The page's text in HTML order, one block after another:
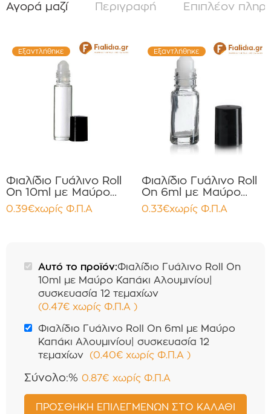
Αγορά μαζί Περιγραφή Επιπλέον
Εξαντλήθηκε
Φιαλίδιο Γυάλινο Roll
On 10ml με Μαύρο
Καπάκι Αλουμινίου
συσκευασία 12
0.39€χωρίς Φ.Π.Α
Εξαντλήθηκε
Φιαλίδιο Γυάλινο Roll
On 6ml με Μαύρο
Καπάκι Αλουμινίου
συσκευασία 12
0.33€χωρίς Φ.Π.Α
Αυτό το προϊόν:Φιαλίδιο Γυάλινο Roll On
10ml με Μαύρο Καπάκι Αλουμινίου|
συσκευασία 12 τεμαχίων
(0.47€ χωρίς Φ.Π.Α )
Φιαλίδιο Γυάλινο Roll On 6ml με Μαύρο
Καπάκι Αλουμινίου| συσκευασία 12
τεμαχίων (0.40€ χωρίς Φ.Π.Α )
Σύνολο:% 0.87€ χωρίς Φ.Π.Α
ΠΡΟΣΘΉΚΗ ΕΠΙΛΕΓΜΈΝΩΝ ΣΤΟ ΚΑΛΆΘΙ